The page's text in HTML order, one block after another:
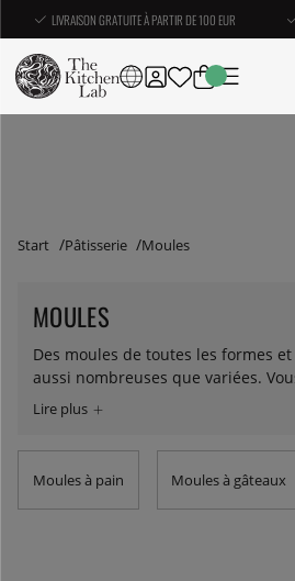
LIVRAISON GRATUITE À PARTIR DE 100 EUR
Start Pâtisserie Moules
MOULES
Des moules de toutes les formes
aussi nombreuses que variées.
moules à pain, à muffins, à tarte, à
à charnière, à tartelette et à
aider à cuire ce que vous voulez.
Moules à pain Moules à gâteaux